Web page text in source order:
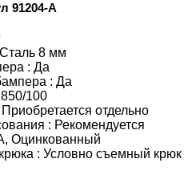
91204-A
Сталь 8 мм
: Да
: Да
100
Приобретается отдельно
: Рекомендуется
Оцинкованный
: Условно съемный крюк